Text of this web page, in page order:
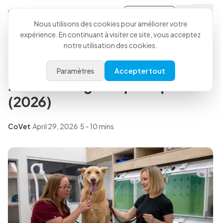
Retour à tous les articles
Intelligence artificielle en
médecine : guide pratique
(2026)
CoVet·April 29, 2026·5 - 10 mins
Nous utilisons des cookies pour améliorer votre
expérience. En continuant à visiter ce site, vous acceptez
notre utilisation des cookies.
Paramètres Accepter tout